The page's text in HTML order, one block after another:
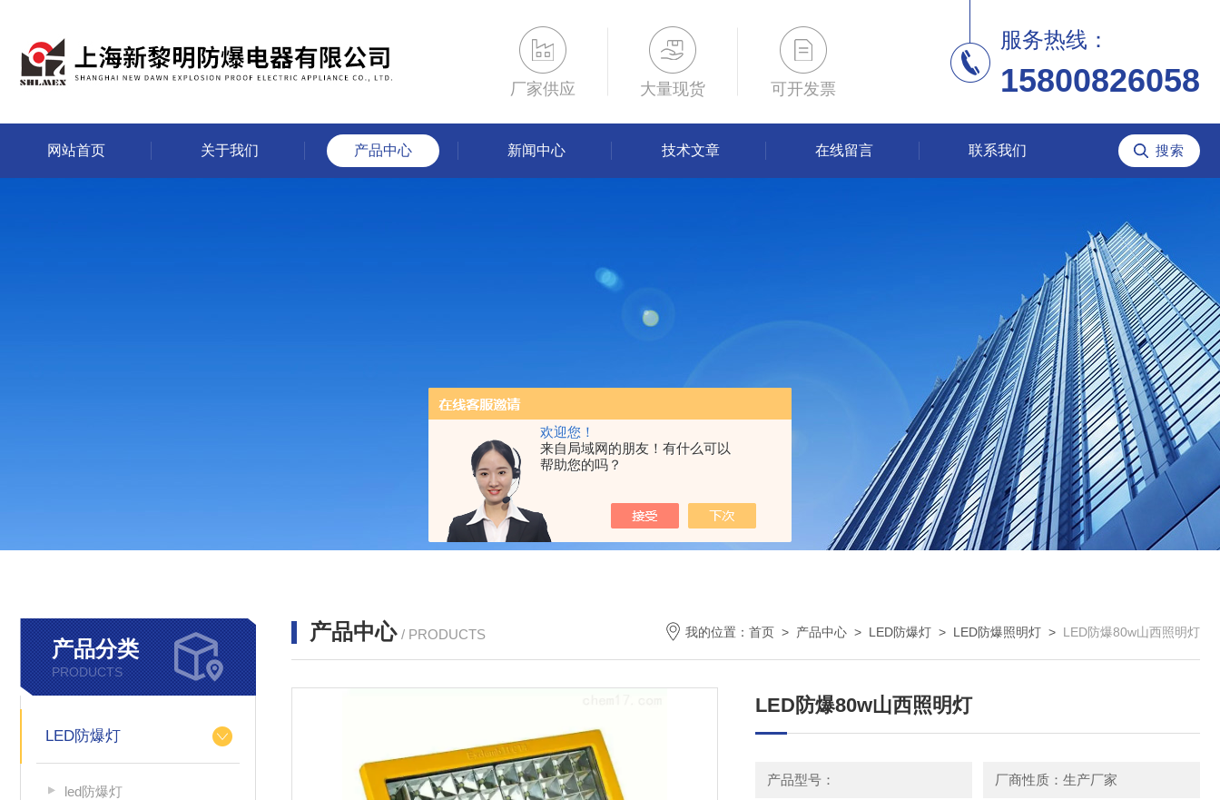
欢迎您！
来自局域网的朋友！有什么可以
帮助您的吗？
厂家供应 大量现货 可开发票
服务热线：
15800826058
网站首页 关于我们 产品中心 新闻中心 技术文章 在线留言 联系我们
产品分类
PRODUCTS
LED防爆灯
led防爆灯
产品中心 / PRODUCTS 我的位置： 首页 > 产品中心 > LED防爆灯 > LED防爆照明灯 > LED防爆80w山西照明灯
LED防爆80w山西照明灯
产品型号： 厂商性质：生产厂家